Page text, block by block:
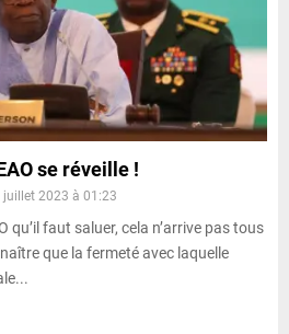
se réveille !
juillet 2023 à 01:23
qu’il faut saluer, cela n’arrive pas tous
que la fermeté avec laquelle